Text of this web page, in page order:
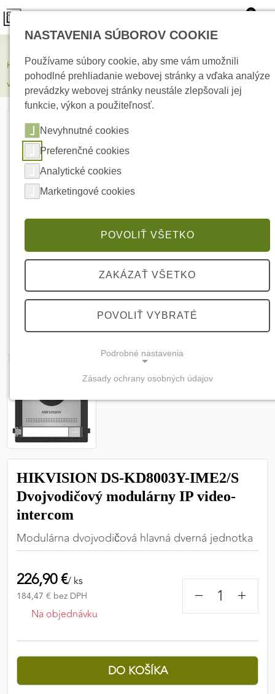
0
HIKVISION DS-KD8003Y-IME2/S Dvojvodičový modulárny IP
video-intercom
HIKVISION DS-KD8003Y-IME2/S
Dvojvodičový modulárny IP video-
intercom
Modulárna dvojvodičová hlavná dverná jednotka
226,90 €/ ks
184,47 € bez DPH
Na objednávku
− +
NASTAVENIA SÚBOROV COOKIE
Používame súbory cookie, aby sme vám umožnili
pohodlné prehliadanie webovej stránky a vďaka analýze
prevádzky webovej stránky neustále zlepšovali jej
funkcie, výkon a použiteľnosť.
Nevyhnutné cookies
Preferenčné cookies
Analytické cookies
Marketingové cookies
POVOLIŤ VŠETKO
ZAKÁZAŤ VŠETKO
POVOLIŤ VYBRATÉ
Podrobné nastavenia
(vždy aktívne, nemožno vypnúť)
Tieto cookies sú potrebné na správne fungovanie
webovej stránky a bez nich by nebolo možné
zabezpečiť jej plnú funkčnosť.
Nevyhnutné cookies
PREFERENČNÉ COOKIES
vašich individuálnych nastavení a preferencií,
napríklad zvolený jazyk, región alebo prihlasovacie
personalizovanejšie a pohodlnejšie používanie
Preferenčné cookies
Zásady ochrany osobných údajov